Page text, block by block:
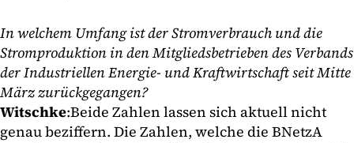
In welchem Umfang ist der Stromverbrauch und die
Stromproduktion in den Mitgliedsbetrieben des Verbands
der Industriellen Energie- und Kraftwirtschaft seit Mitte
März zurückgegangen?
Witschke:Beide Zahlen lassen sich aktuell nicht
genau beziffern. Die Zahlen, welche die BNetzA